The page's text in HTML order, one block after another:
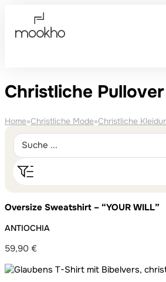
Christliche Pullover
Home»Christliche Mode»Christliche
Oversize Sweatshirt – “YOUR WILL”
ANTIOCHIA
59,90 €